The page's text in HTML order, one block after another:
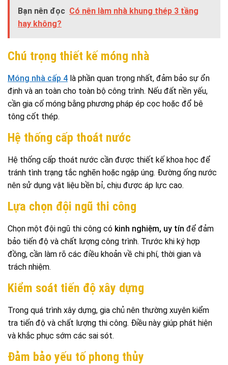
Bạn nên đọc Có nên làm nhà khung thép 3 tầng
hay không?
Chú trọng thiết kế móng nhà
Móng nhà cấp 4 là phần quan trọng nhất, đảm bảo sự ổn
định và an toàn cho toàn bộ công trình. Nếu đất nền yếu,
cần gia cố móng bằng phương pháp ép cọc hoặc đổ bê
tông cốt thép.
Hệ thống cấp thoát nước
Hệ thống cấp thoát nước cần được thiết kế khoa học để
tránh tình trạng tắc nghẽn hoặc ngập úng. Đường ống nước
nên sử dụng vật liệu bền bỉ, chịu được áp lực cao.
Lựa chọn đội ngũ thi công
Chọn một đội ngũ thi công có kinh nghiệm, uy tín để đảm
bảo tiến độ và chất lượng công trình. Trước khi ký hợp
đồng, cần làm rõ các điều khoản về chi phí, thời gian và
trách nhiệm.
Kiểm soát tiến độ xây dựng
Trong quá trình xây dựng, gia chủ nên thường xuyên kiểm
tra tiến độ và chất lượng thi công. Điều này giúp phát hiện
và khắc phục sớm các sai sót.
Đảm bảo yếu tố phong thủy